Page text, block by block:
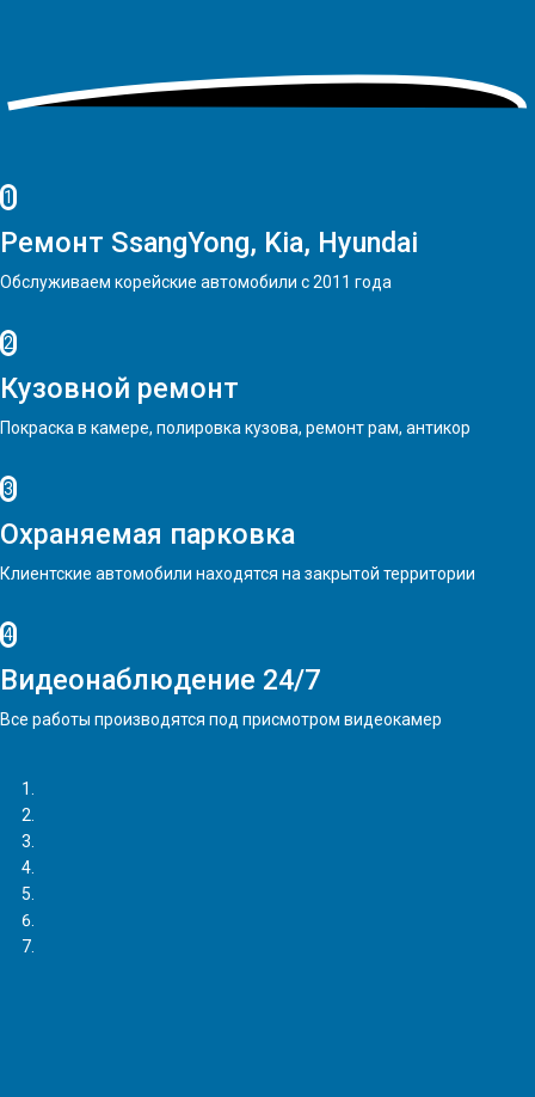
1
Ремонт SsangYong, Kia, Hyundai
Обслуживаем корейские автомобили с 2011 года
2
Кузовной ремонт
Покраска в камере, полировка кузова, ремонт рам, антикор
3
Охраняемая парковка
Клиентские автомобили находятся на закрытой территории
4
Видеонаблюдение 24/7
Все работы производятся под присмотром видеокамер